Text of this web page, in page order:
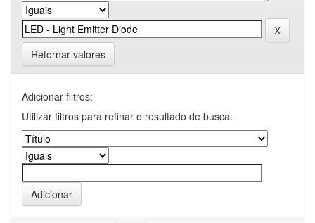
Retornar valores
Adicionar filtros:
Utilizar filtros para refinar o resultado de busca.